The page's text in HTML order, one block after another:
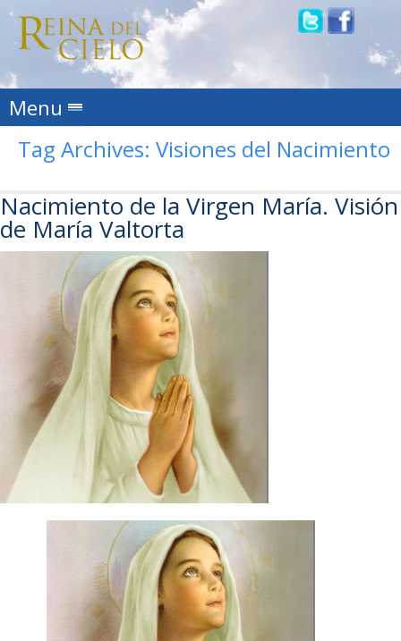
Menu Skip to content
Tag Archives: Visiones del Nacimiento
Nacimiento de la Virgen María. Visión
de María Valtorta